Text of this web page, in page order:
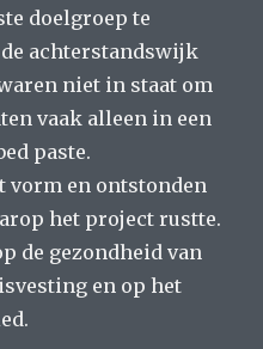
doelgroep te
achterstandswijk
niet in staat om
vaak alleen in een
paste.
vorm en ontstonden
het project rustte.
de gezondheid van
en op het